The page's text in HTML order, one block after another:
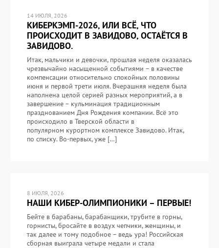
14 ИЮЛЯ, 2026
КИБЕРКЭМП-2026, ИЛИ ВСЁ, ЧТО
ПРОИСХОДИТ В ЗАВИДОВО, ОСТАЁТСЯ В
ЗАВИДОВО.
Итак, мальчики и девочки, прошлая неделя оказалась
чрезвычайно насыщенной событиями – в качестве
компенсации относительно спокойных половины
июня и первой трети июля. Вчерашняя неделя была
наполнена целой серией разных мероприятий, а в
завершение – кульминация традиционным
празднованием Дня Рождения компании. Всё это
происходило в Тверской области в
популярном курортном комплексе Завидово. Итак,
по списку. Во-первых, уже […]
8 ИЮЛЯ, 2026
НАШИ КИБЕР-ОЛИМПИОНИКИ – ПЕРВЫЕ!
Бейте в барабаны, барабанщики, трубите в горны,
горнисты, бросайте в воздух чепчики, женщины, и
так далее и тому подобное – ведь ура! Российская
сборная выиграла четыре медали и стала